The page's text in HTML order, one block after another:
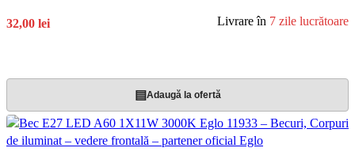
32,00 lei Livrare în 7 zile lucrătoare
▤Adaugă la ofertă